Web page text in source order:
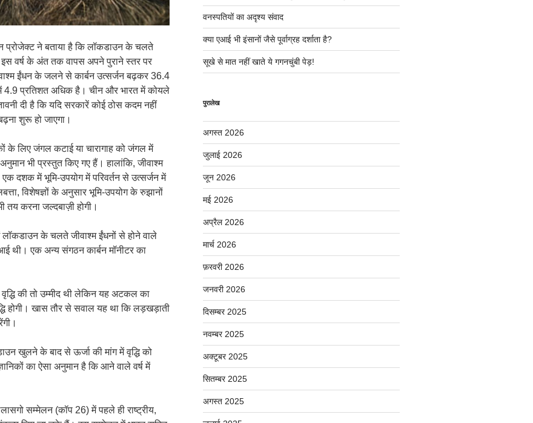
प्रोजेक्ट ने बताया है कि लॉकडाउन के चलते
इस वर्ष के अंत तक वापस अपने पुराने स्तर पर
ईंधन के जलने से कार्बन उत्सर्जन बढ़कर 36.4
4.9 प्रतिशत अधिक है। चीन और भारत में कोयले
दी है कि यदि सरकारें कोई ठोस कदम नहीं
शुरू हो जाएगा।
के लिए जंगल कटाई या चारागाह को जंगल में
भी प्रस्तुत किए गए हैं। हालांकि, जीवाश्म
दशक में भूमि-उपयोग में परिवर्तन से उत्सर्जन में
विशेषज्ञों के अनुसार भूमि-उपयोग के रुझानों
तय करना जल्दबाज़ी होगी।
के चलते जीवाश्म ईंधनों से होने वाले
थी। एक अन्य संगठन कार्बन मॉनीटर का
की तो उम्मीद थी लेकिन यह अटकल का
होगी। खास तौर से सवाल यह था कि लड़खड़ाती
खुलने के बाद से ऊर्जा की मांग में वृद्धि को
का ऐसा अनुमान है कि आने वाले वर्ष में
सम्मेलन (कॉप 26) में पहले ही राष्ट्रीय,
वनस्पतियों का अदृश्य संवाद
क्या एआई भी इंसानों जैसे पूर्वाग्रह दर्शाता है?
सूखे से मात नहीं खाते ये गगनचुंबी पेड़!
पुरालेख
अगस्त 2026
जुलाई 2026
जून 2026
मई 2026
अप्रैल 2026
मार्च 2026
फ़रवरी 2026
जनवरी 2026
दिसम्बर 2025
नवम्बर 2025
अक्टूबर 2025
सितम्बर 2025
अगस्त 2025